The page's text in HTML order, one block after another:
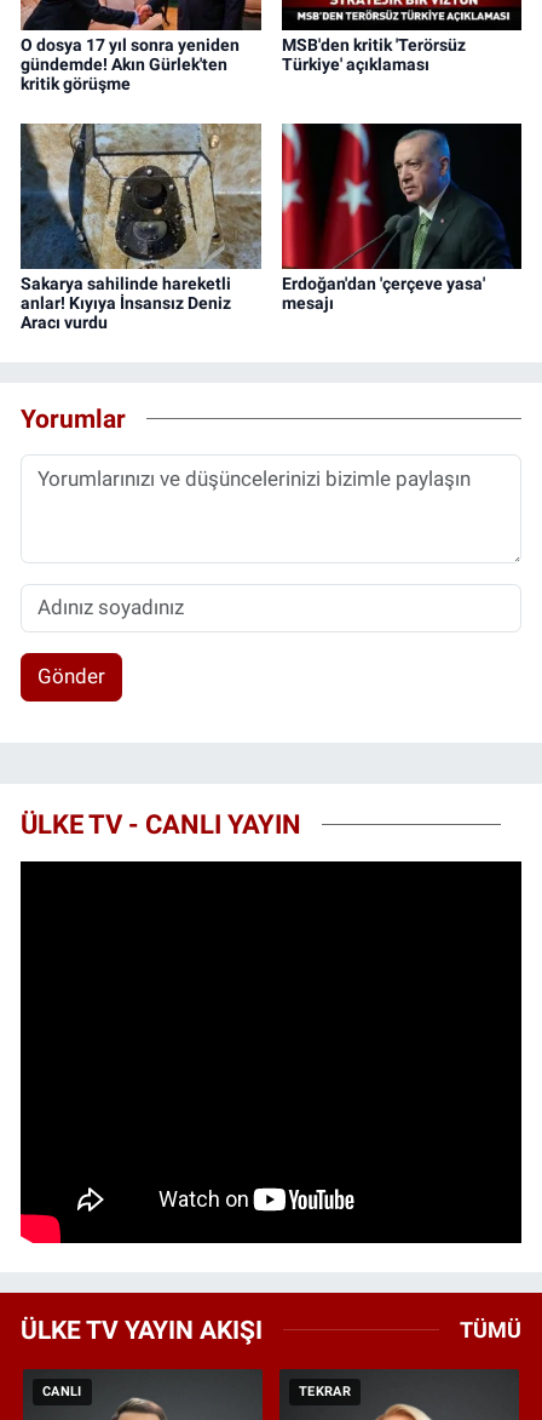
O dosya 17 yıl sonra yeniden
gündemde! Akın Gürlek'ten
kritik görüşme
MSB'den kritik 'Terörsüz
Türkiye' açıklaması
Sakarya sahilinde hareketli
anlar! Kıyıya İnsansız Deniz
Aracı vurdu
Erdoğan'dan 'çerçeve yasa'
mesajı
Yorumlar
Gönder
ÜLKE TV - CANLI YAYIN
ÜLKE TV YAYIN AKIŞI TÜMÜ
CANLI TEKRAR